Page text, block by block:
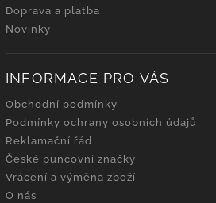
Doprava a platba
Novinky
INFORMACE PRO VÁS
Obchodní podmínky
Podmínky ochrany osobních údajů
Reklamační řád
České puncovní značky
Vrácení a výměna zboží
O nás